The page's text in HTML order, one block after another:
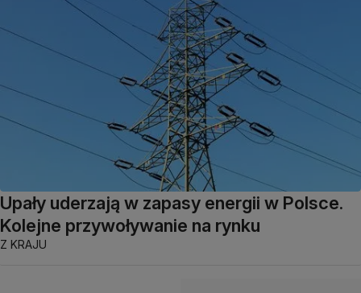
Upały uderzają w zapasy energii w Polsce.
Kolejne przywoływanie na rynku
Z KRAJU